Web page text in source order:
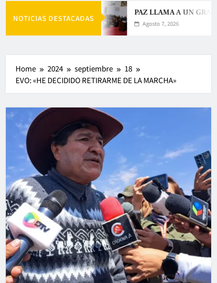
NOTICIAS DESTACADAS
PAZ LLAMA A UN
Agosto 7, 2026
Home 2024 septiembre
18
EVO: «HE DECIDIDO RETIRARME DE LA MARCHA»